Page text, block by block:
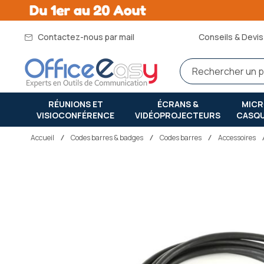
Contactez-nous par mail Conseils &
RÉUNIONS ET
VISIOCONFÉRENCE
ÉCRANS &
VIDÉOPROJECTEURS
Accueil codes barres & badges Codes barres Accessoires